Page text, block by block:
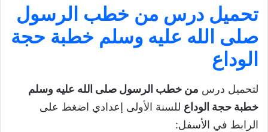
تحميل درس من خطب الرسول
صلى الله عليه وسلم خطبة حجة
الوداع
لتحميل درس من خطب الرسول صلى الله عليه وسلم
خطبة حجة الوداع للسنة الأولى إعدادي اضغط على
الرابط في الأسفل: